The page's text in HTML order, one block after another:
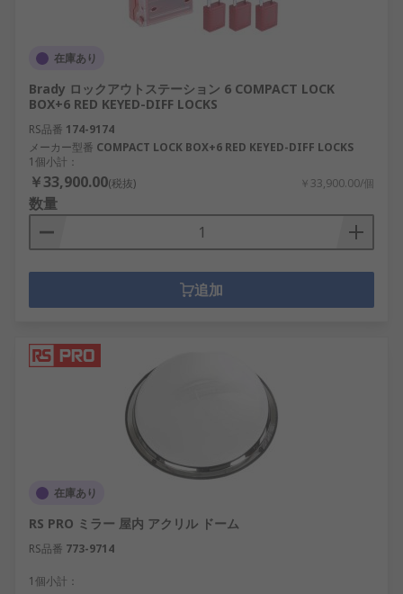
在庫あり
Brady ロックアウトステーション 6 COMPACT LOCK
BOX+6 RED KEYED-DIFF LOCKS
RS品番 174-9174
メーカー型番 COMPACT LOCK BOX+6 RED KEYED-DIFF LOCKS
1個小計：
￥33,900.00(税抜) ￥33,900.00/個
数量
追加
在庫あり
RS PRO ミラー 屋内 アクリル ドーム
RS品番 773-9714
1個小計：